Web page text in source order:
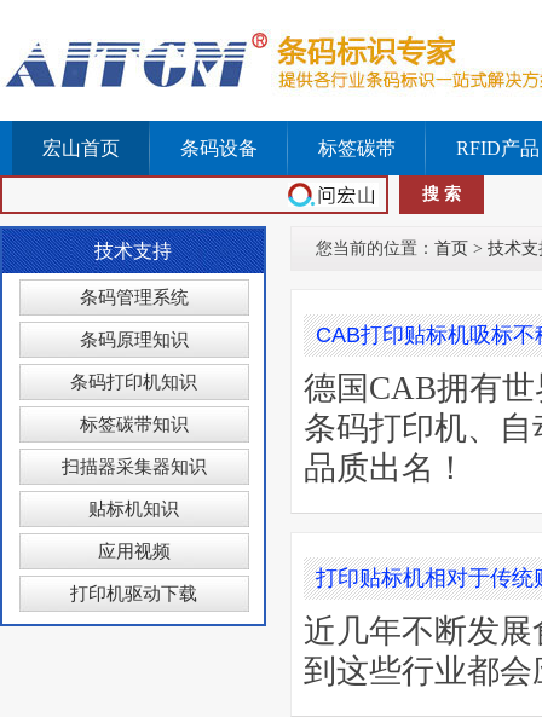
宏山首页 条码设备 标签碳带 RFID产品
技术支持
条码管理系统
条码原理知识
条码打印机知识
标签碳带知识
扫描器采集器知识
贴标机知识
应用视频
打印机驱动下载
您当前的位置： 首页 > 技术支
CAB打印贴标机吸标不
德国CAB拥有
条码打印机、
品质出名！
打印贴标机相对于传
近几年不断发
到这些行业都